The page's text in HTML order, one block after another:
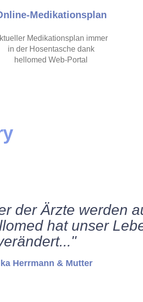
Medikationsplan
Medikationsplan immer
in der Hosentasche dank
hellomed Web-Portal
der Ärzte werden
hat unser
Herrmann & Mutter